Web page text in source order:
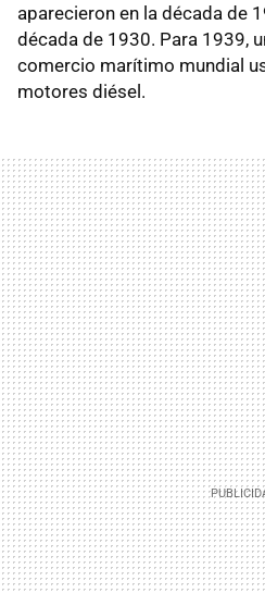
aparecieron en la década de
década de 1930. Para 1939,
comercio marítimo mundial
motores diésel.